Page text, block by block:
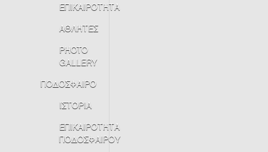
ΕΠΙΚΑΙΡΟΤΗΤΑ
ΑΘΛΗΤΕΣ
PHOTO
GALLERY
ΠΟΔΟΣΦΑΙΡΟ
ΙΣΤΟΡΙΑ
ΕΠΙΚΑΙΡΟΤΗΤΑ
ΠΟΔΟΣΦΑΙΡΟΥ